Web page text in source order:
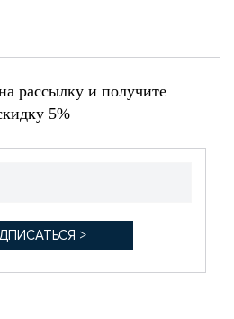
рассылку и получите
5%